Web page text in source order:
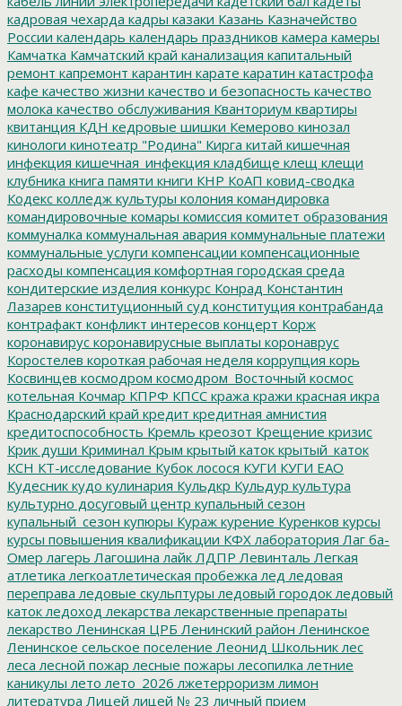
кадровая чехарда кадры казаки Казань Казначейство
России календарь календарь праздников камера камеры
Камчатка Камчатский край канализация капитальный
ремонт капремонт карантин карате каратин катастрофа
кафе качество жизни качество и безопасность качество
молока качество обслуживания Кванториум квартиры
квитанция КДН кедровые шишки Кемерово кинозал
кинологи кинотеатр "Родина" Кирга китай кишечная
инфекция кишечная_инфекция кладбище клещ клещи
клубника книга памяти книги КНР КоАП ковид-сводка
Кодекс колледж культуры колония командировка
командировочные комары комиссия комитет образования
коммуналка коммунальная авария коммунальные платежи
коммунальные услуги компенсации компенсационные
расходы компенсация комфортная городская среда
кондитерские изделия конкурс Конрад Константин
Лазарев конституционный суд конституция контрабанда
контрафакт конфликт интересов концерт Корж
коронавирус коронавирусные выплаты коронаврус
Коростелев короткая рабочая неделя коррупция корь
Косвинцев космодром космодром_Восточный космос
котельная Кочмар КПРФ КПСС кража кражи красная икра
Краснодарский край кредит кредитная амнистия
кредитоспособность Кремль креозот Крещение кризис
Крик души Криминал Крым крытый каток крытый_каток
КСН КТ-исследование Кубок лосося КУГИ КУГИ ЕАО
Кудесник кудо кулинария Кульдкр Кульдур культура
культурно досуговый центр купальный сезон
купальный_сезон купюры Кураж курение Куренков курсы
курсы повышения квалификации КФХ лаборатория Лаг ба-
Омер лагерь Лагошина лайк ЛДПР Левинталь Легкая
атлетика легкоатлетическая пробежка лед ледовая
переправа ледовые скульптуры ледовый городок ледовый
каток ледоход лекарства лекарственные препараты
лекарство Ленинская ЦРБ Ленинский район Ленинское
Ленинское сельское поселение Леонид Школьник лес
леса лесной пожар лесные пожары лесопилка летние
каникулы лето лето_2026 лжетерроризм лимон
литература Лицей лицей № 23 личный прием